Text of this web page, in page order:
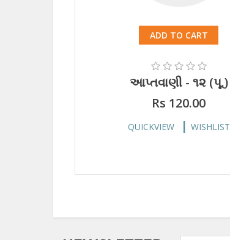
ADD TO CART
આપ્તવાણી - ૧૨ (પૂ.)
Rs 120.00
QUICKVIEW WISHLIST